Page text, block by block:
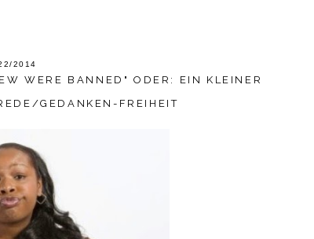
2014
WERE BANNED" ODER: EIN KLEINER
GEDANKEN-FREIHEIT